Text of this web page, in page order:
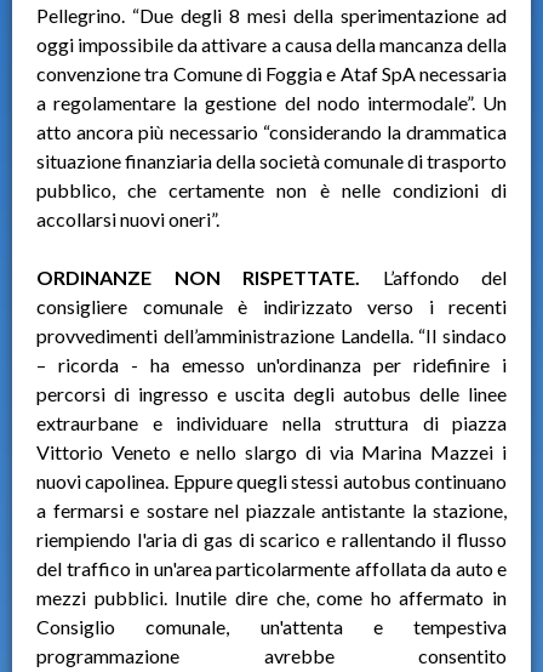
Pellegrino. “Due degli 8 mesi della sperimentazione ad
oggi impossibile da attivare a causa della mancanza della
convenzione tra Comune di Foggia e Ataf SpA necessaria
a regolamentare la gestione del nodo intermodale”. Un
atto ancora più necessario “considerando la drammatica
situazione finanziaria della società comunale di trasporto
pubblico, che certamente non è nelle condizioni di
accollarsi nuovi oneri”.
ORDINANZE NON RISPETTATE. L’affondo del
consigliere comunale è indirizzato verso i recenti
provvedimenti dell’amministrazione Landella. “Il sindaco
– ricorda - ha emesso un'ordinanza per ridefinire i
percorsi di ingresso e uscita degli autobus delle linee
extraurbane e individuare nella struttura di piazza
Vittorio Veneto e nello slargo di via Marina Mazzei i
nuovi capolinea. Eppure quegli stessi autobus continuano
a fermarsi e sostare nel piazzale antistante la stazione,
riempiendo l'aria di gas di scarico e rallentando il flusso
del traffico in un'area particolarmente affollata da auto e
mezzi pubblici. Inutile dire che, come ho affermato in
Consiglio comunale, un'attenta e tempestiva
programmazione avrebbe consentito